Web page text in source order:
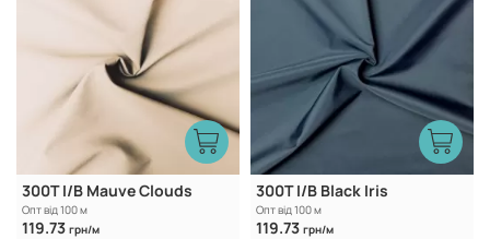
300T I/B Mauve Clouds
Опт від 100 м
119.73 грн/м
300T I/B Black Iris
Опт від 100 м
119.73 грн/м